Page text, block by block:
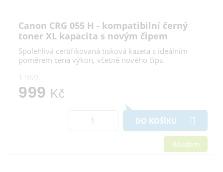
Canon CRG 055 H - kompatibilní černý
toner XL kapacita s novým čipem
Spolehlivá certifikovaná tisková kazeta s ideálním
poměrem cena výkon, včetně nového čipu
1 969,-
999 Kč
DO KOŠÍKU
skladem